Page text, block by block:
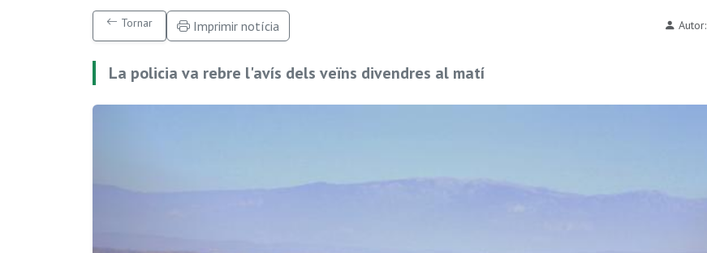
Tornar Imprimir notícia Autor:
La policia va rebre l'avís dels veïns divendres al matí